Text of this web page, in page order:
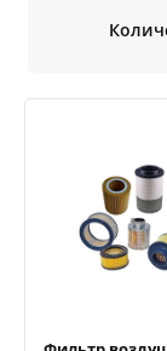
Быстрый